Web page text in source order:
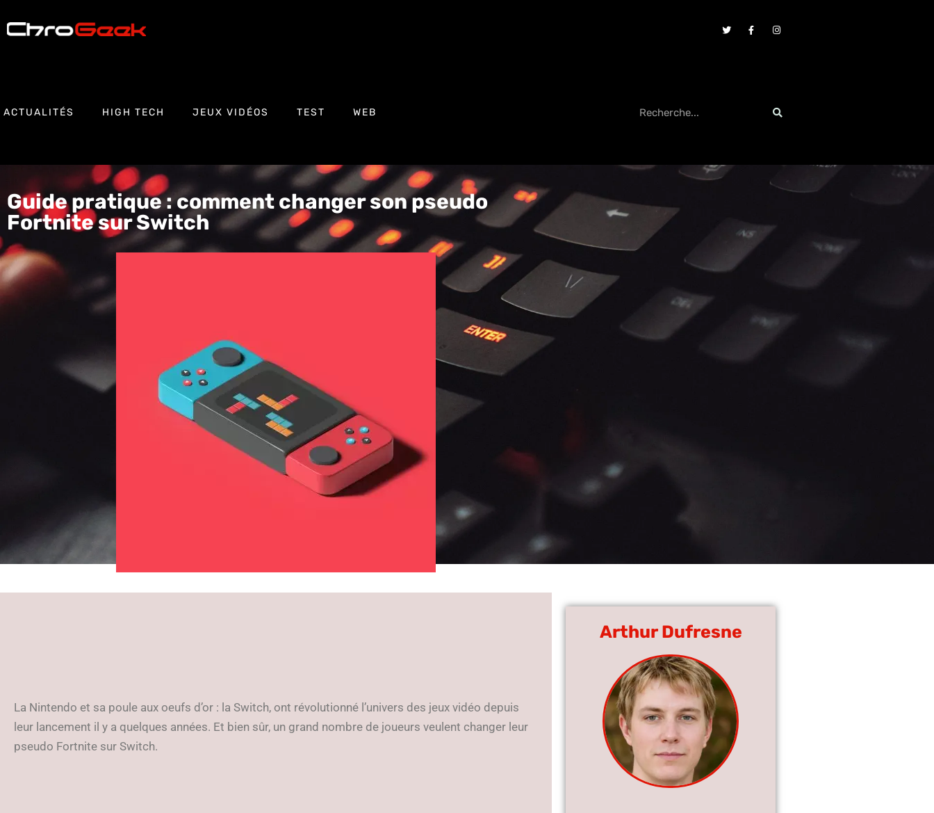
ACTUALITÉS HIGH TECH JEUX VIDÉOS TEST WEB
Guide pratique : comment changer son pseudo
Fortnite sur Switch
La Nintendo et sa poule aux oeufs d’or : la Switch, ont révolutionné l’univers des jeux vidéo depuis
leur lancement il y a quelques années. Et bien sûr, un grand nombre de joueurs veulent changer leur
pseudo Fortnite sur Switch.
Arthur Dufresne